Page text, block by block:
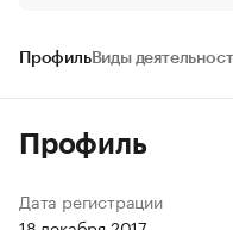
ПрофильВиды
Профиль
Дата регистрации